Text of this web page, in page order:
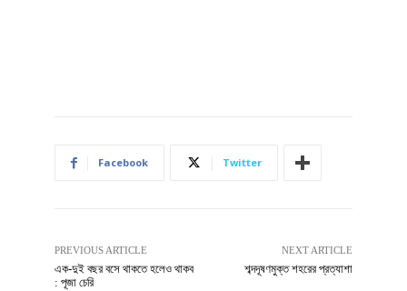
Facebook Twitter
PREVIOUS ARTICLE
এক-দুই বছর বসে থাকতে হলেও থাকব
: পূজা চেরি
NEXT ARTICLE
শব্দদূষণমুক্ত শহরের প্রত্যাশা